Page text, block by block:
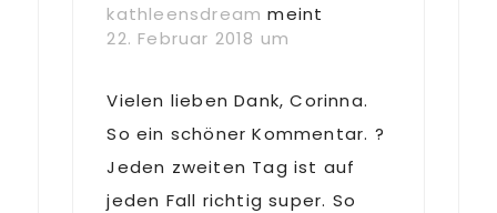
kathleensdream meint
22. Februar 2018 um
Vielen lieben Dank, Corinna.
So ein schöner Kommentar. ?
Jeden zweiten Tag ist auf
jeden Fall richtig super. So